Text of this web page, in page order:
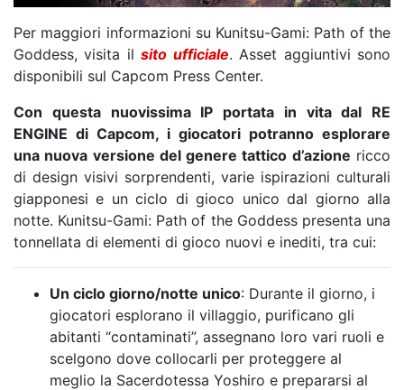
Per maggiori informazioni su Kunitsu-Gami: Path of the
Goddess, visita ilsito ufficiale. Asset aggiuntivi sono
disponibili sul Capcom Press Center.
Con questa nuovissima IP portata in vita dal RE
ENGINE di Capcom, i giocatori potranno esplorare
una nuova versione del genere tattico d’azione ricco
di design visivi sorprendenti, varie ispirazioni culturali
giapponesi e un ciclo di gioco unico dal giorno alla
notte. Kunitsu-Gami: Path of the Goddess presenta una
tonnellata di elementi di gioco nuovi e inediti, tra cui:
Un ciclo giorno/notte unico: Durante il giorno, i
giocatori esplorano il villaggio, purificano gli
abitanti “contaminati”, assegnano loro vari ruoli e
scelgono dove collocarli per proteggere al
meglio la Sacerdotessa Yoshiro e prepararsi al